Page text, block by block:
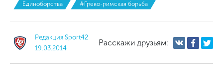
Единоборства #Греко-римская борьба
Редакция Sport42
19.03.2014
Расскажи друзьям: